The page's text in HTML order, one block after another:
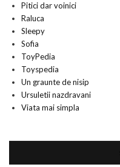
Pitici dar voinici
Raluca
Sleepy
Sofia
ToyPedia
Toyspedia
Un graunte de nisip
Ursuletii nazdravani
Viata mai simpla